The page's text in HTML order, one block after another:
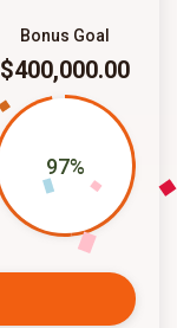
Bonus Goal
$400,000.00
97%